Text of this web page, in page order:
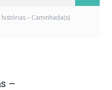
– Caminhada(s)
–